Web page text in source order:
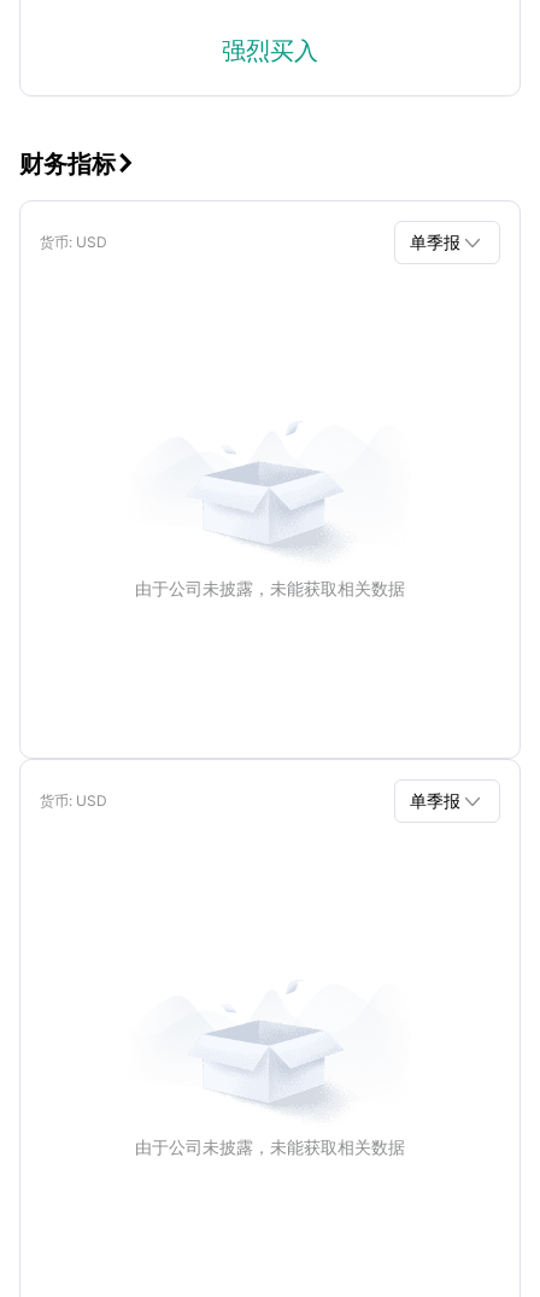
强烈买入
财务指标
货币: USD 单季报 
由于公司未披露，未能获取相关数据
货币: USD 单季报 
由于公司未披露，未能获取相关数据